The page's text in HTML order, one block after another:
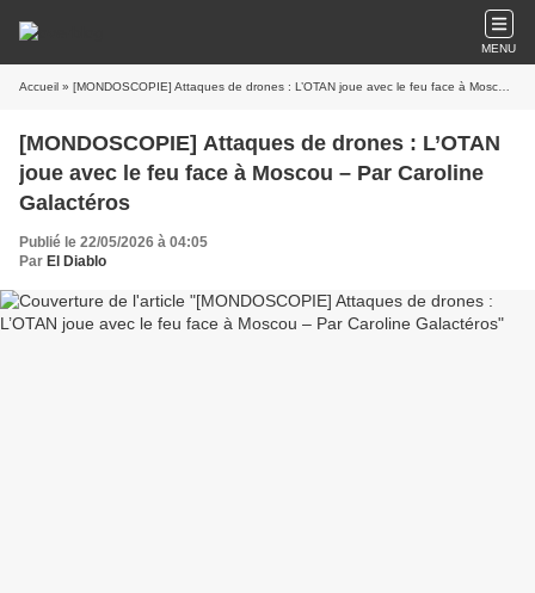
MENU
Accueil » [MONDOSCOPIE] Attaques de drones : L’OTAN joue avec le feu face à Moscou – Par Caroline Galactéros
[MONDOSCOPIE] Attaques de drones : L’OTAN
joue avec le feu face à Moscou – Par Caroline
Galactéros
Publié le 22/05/2026 à 04:05
Par El Diablo